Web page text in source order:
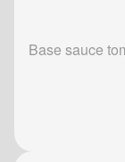
Base sauce